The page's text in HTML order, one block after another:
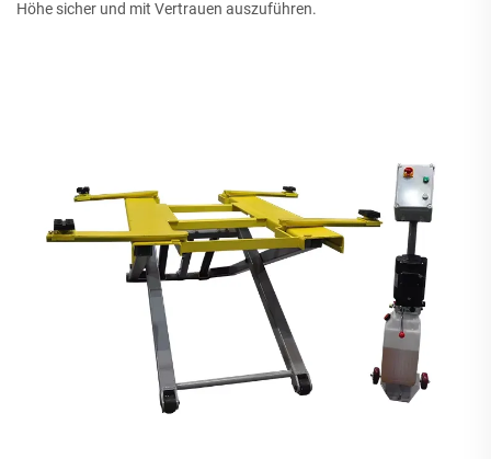
Höhe sicher und mit Vertrauen auszuführen.